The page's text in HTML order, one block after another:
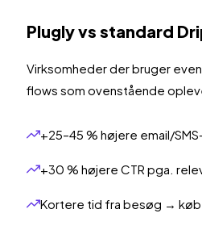
Plugly vs standard
Virksomheder der bruger
flows som ovenstående
+25–45 % højere email/
+30 % højere CTR pga.
Kortere tid fra besøg → køb